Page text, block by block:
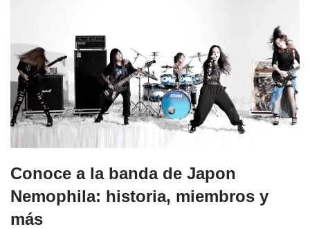
Conoce a la banda de Japon
Nemophila: historia, miembros y
más